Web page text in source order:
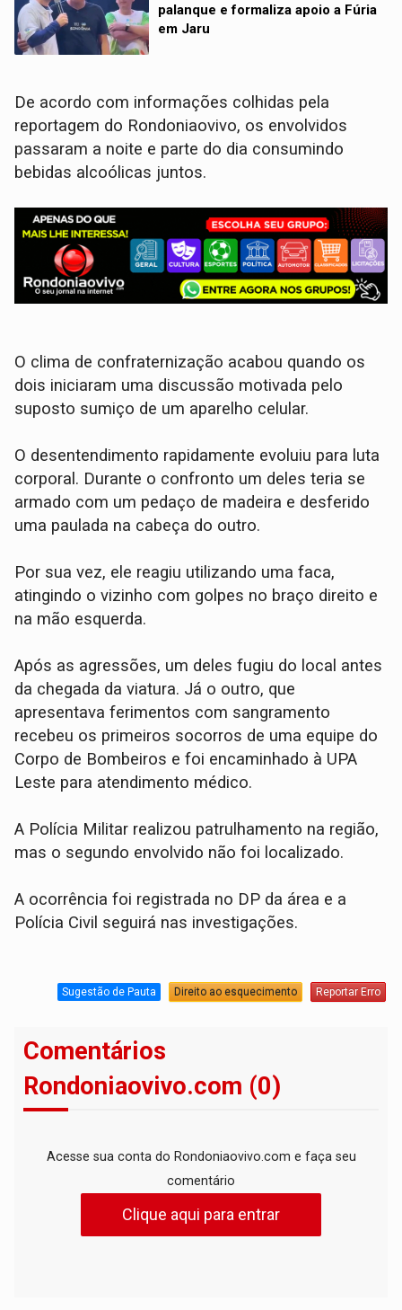
palanque e formaliza apoio a Fúria
em Jaru
​De acordo com informações colhidas pela
reportagem do Rondoniaovivo, os envolvidos
passaram a noite e parte do dia consumindo
bebidas alcoólicas juntos.
O clima de confraternização acabou quando os
dois iniciaram uma discussão motivada pelo
suposto sumiço de um aparelho celular.
​O desentendimento rapidamente evoluiu para luta
corporal. Durante o confronto um deles teria se
armado com um pedaço de madeira e desferido
uma paulada na cabeça do outro.
​Por sua vez, ele reagiu utilizando uma faca,
atingindo o vizinho com golpes no braço direito e
na mão esquerda.
​Após as agressões, um deles fugiu do local antes
da chegada da viatura. Já o outro, que
apresentava ferimentos com sangramento
recebeu os primeiros socorros de uma equipe do
Corpo de Bombeiros e foi encaminhado à UPA
Leste para atendimento médico.
​A Polícia Militar realizou patrulhamento na região,
mas o segundo envolvido não foi localizado.
A ocorrência foi registrada no DP da área e a
Polícia Civil seguirá nas investigações.
Sugestão de Pauta Direito ao esquecimento Reportar Erro
Comentários
Rondoniaovivo.com (0)
Acesse sua conta do Rondoniaovivo.com e faça seu
comentário
Clique aqui para entrar